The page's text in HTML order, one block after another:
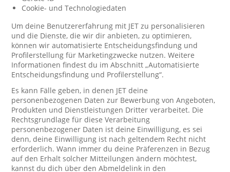
Cookie- und Technologiedaten
Um deine Benutzererfahrung mit JET zu personalisieren
und die Dienste, die wir dir anbieten, zu optimieren,
können wir automatisierte Entscheidungsfindung und
Profilerstellung für Marketingzwecke nutzen. Weitere
Informationen findest du im Abschnitt „Automatisierte
Entscheidungsfindung und Profilerstellung“.
Es kann Fälle geben, in denen JET deine
personenbezogenen Daten zur Bewerbung von Angeboten,
Produkten und Dienstleistungen Dritter verarbeitet. Die
Rechtsgrundlage für diese Verarbeitung
personenbezogener Daten ist deine Einwilligung, es sei
denn, deine Einwilligung ist nach geltendem Recht nicht
erforderlich. Wann immer du deine Präferenzen in Bezug
auf den Erhalt solcher Mitteilungen ändern möchtest,
kannst du dich über den Abmeldelink in den